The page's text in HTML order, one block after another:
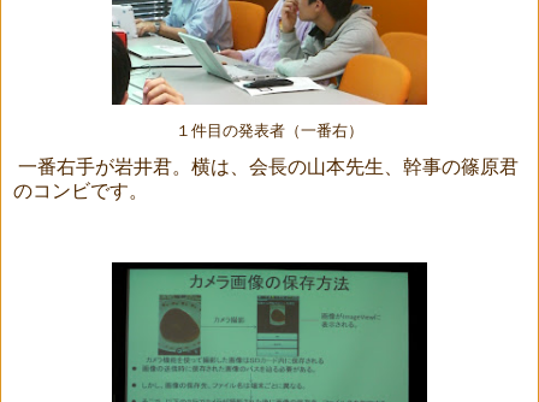
１件目の発表者（一番右）
一番右手が岩井君。横は、会長の山本先生、幹事の篠原君
のコンビです。